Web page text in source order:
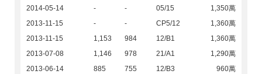
2014-05-14
- - 05/15
1,350萬
2013-11-15
- - CP5/12
1,360萬
2013-11-15
1,153 984 12/B1
1,360萬
2013-07-08
1,146 978 21/A1
1,290萬
2013-06-14
885 755 12/B3
960萬